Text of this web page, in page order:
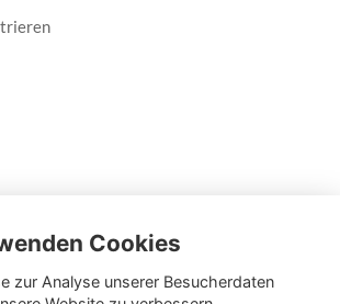
Cookies
zur Analyse unserer Besucherdaten